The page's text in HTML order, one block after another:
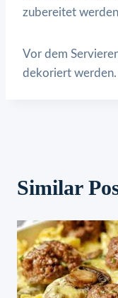
zubereitet
Vor dem
dekoriert werden.
Similar